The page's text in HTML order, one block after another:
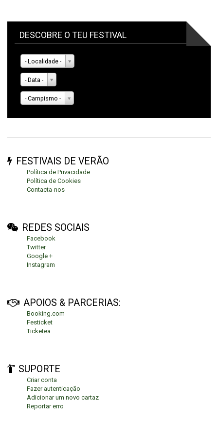
DESCOBRE O TEU FESTIVAL
- Localidade -
- Data -
- Campismo -
FESTIVAIS DE VERÃO
Política de Privacidade
Política de Cookies
Contacta-nos
REDES SOCIAIS
Facebook
Twitter
Google +
Instagram
APOIOS & PARCERIAS:
Booking.com
Festicket
Ticketea
SUPORTE
Criar conta
Fazer autenticação
Adicionar um novo cartaz
Reportar erro